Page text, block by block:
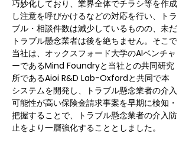
巧妙化しており、業界全体でチラシ等を作成
し注意を呼びかけるなどの対応を行い、トラ
ブル・相談件数は減少しているものの、未だ
トラブル懸念業者は後を絶ちません。そこで
当社は、オックスフォード大学のAIベンチャ
ーであるMind Foundryと当社との共同研究
所であるAioi R&D Lab-Oxfordと共同で本
システムを開発し、トラブル懸念業者の介入
可能性が高い保険金請求事案を早期に検知・
把握することで、トラブル懸念業者の介入防
止をより一層強化することとしました。